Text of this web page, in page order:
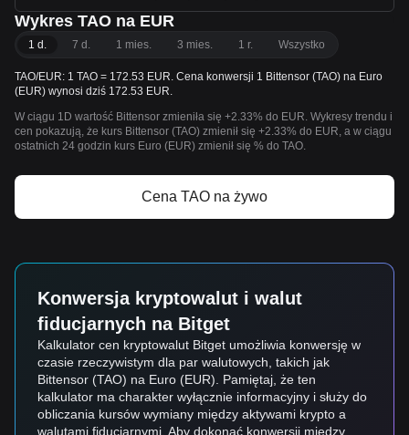
Wykres TAO na EUR
1 d. 7 d. 1 mies. 3 mies. 1 r. Wszystko
TAO/EUR: 1 TAO = 172.53 EUR. Cena konwersji 1 Bittensor (TAO) na Euro
(EUR) wynosi dziś 172.53 EUR.
W ciągu 1D wartość Bittensor zmieniła się +2.33% do EUR. Wykresy trendu i
cen pokazują, że kurs Bittensor (TAO) zmienił się +2.33% do EUR, a w ciągu
ostatnich 24 godzin kurs Euro (EUR) zmienił się % do TAO.
Cena TAO na żywo
Konwersja kryptowalut i walut
fiducjarnych na Bitget
Kalkulator cen kryptowalut Bitget umożliwia konwersję w
czasie rzeczywistym dla par walutowych, takich jak
Bittensor (TAO) na Euro (EUR). Pamiętaj, że ten
kalkulator ma charakter wyłącznie informacyjny i służy do
obliczania kursów wymiany między aktywami krypto a
walutami fiducjarnymi. Aby dokonać konwersji między